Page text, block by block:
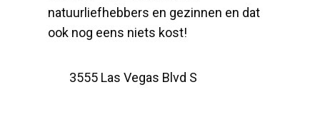
natuurliefhebbers en gezinnen en dat
ook nog eens niets kost!
3555 Las Vegas Blvd S